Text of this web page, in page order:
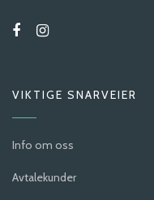
VIKTIGE SNARVEIER
Info om oss
Avtalekunder